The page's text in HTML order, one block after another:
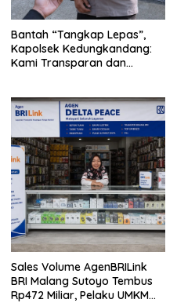
Bantah “Tangkap Lepas”,
Kapolsek Kedungkandang:
Kami Transparan dan
Sales Volume AgenBRILink
BRI Malang Sutoyo Tembus
Rp472 Miliar, Pelaku UMKM